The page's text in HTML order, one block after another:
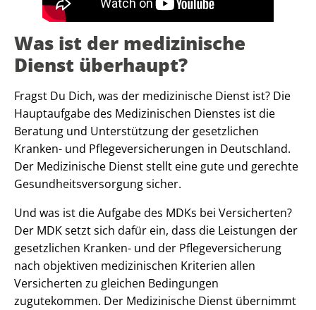
Was ist der medizinische
Dienst überhaupt?
Fragst Du Dich, was der medizinische Dienst ist? Die
Hauptaufgabe des Medizinischen Dienstes ist die
Beratung und Unterstützung der gesetzlichen
Kranken- und Pflegeversicherungen in Deutschland.
Der Medizinische Dienst stellt eine gute und gerechte
Gesundheitsversorgung sicher.
Und was ist die Aufgabe des MDKs bei Versicherten?
Der MDK setzt sich dafür ein, dass die Leistungen der
gesetzlichen Kranken- und der Pflegeversicherung
nach objektiven medizinischen Kriterien allen
Versicherten zu gleichen Bedingungen
zugutekommen. Der Medizinische Dienst übernimmt